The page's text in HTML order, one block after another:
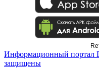
Информационный портал
защищены